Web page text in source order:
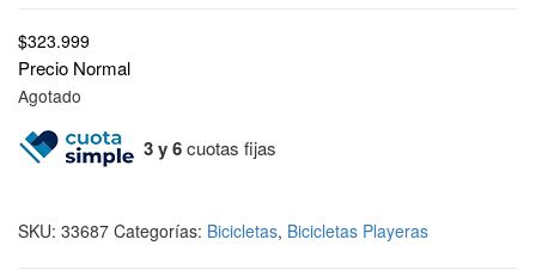
$323.999
Precio Normal
Agotado
3 y 6cuotas fijas
SKU: 33687 Categorías: Bicicletas, Bicicletas Playeras